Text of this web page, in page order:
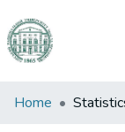
Communities
Home